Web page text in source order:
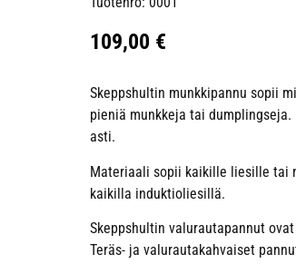
109,00 €
Skeppshultin munkkipannu sopii
pieniä munkkeja tai
asti.
Materiaali sopii kaikille liesille tai
kaikilla induktioliesillä.
Skeppshultin valurautapannut
Teräs- ja valurautakahvaiset